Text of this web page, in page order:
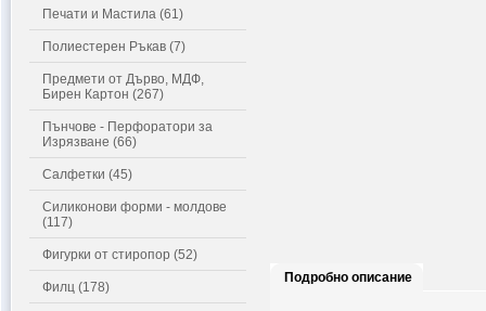
Печати и Мастила (61)
Полиестерен Ръкав (7)
Предмети от Дърво, МДФ,
Бирен Картон (267)
Пънчове - Перфоратори за
Изрязване (66)
Салфетки (45)
Силиконови форми - молдове
(117)
Фигурки от стиропор (52)
Филц (178)
Подробно описание